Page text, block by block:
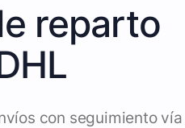
reparto
con seguimiento vía